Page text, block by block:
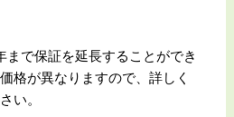
まで保証を延長することができ
格が異なりますので、詳しく
い。